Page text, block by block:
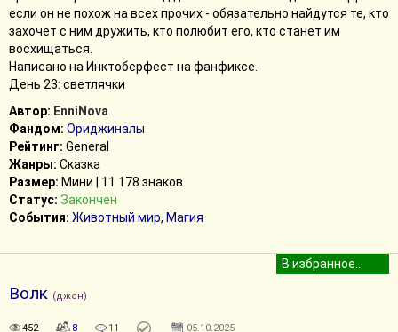
если он не похож на всех прочих - обязательно найдутся те, кто
захочет с ним дружить, кто полюбит его, кто станет им
восхищаться.
Написано на Инктоберфест на фанфиксе.
День 23: светлячки
Автор: EnniNova
Фандом: Ориджиналы
Рейтинг: General
Жанры: Сказка
Размер: Мини | 11 178 знаков
Статус: Закончен
События: Животный мир, Магия
Волк (джен)
452 8 11 05.10.2025